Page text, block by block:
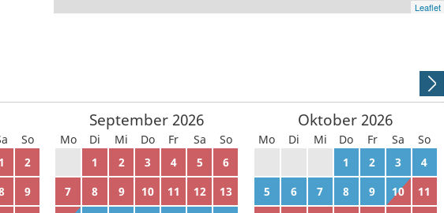
Leaflet
So
1
2
9
September 2026
Mo Di Mi Do Fr Sa
So
1 2 3 4 5
6
7
8 9 10 11 12
13
Oktober 2026
Mo Di Mi Do Fr Sa
So
1 2 3
4
5
6 7 8 9 10
11